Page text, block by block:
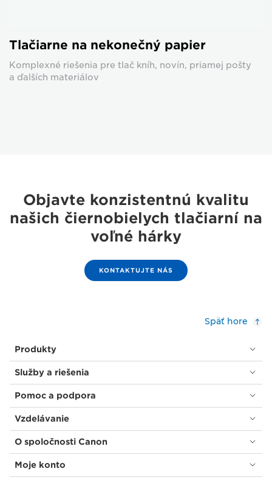
Tlačiarne na nekonečný papier
Komplexné riešenia pre tlač kníh, novín, priamej pošty
a ďalších materiálov
Objavte konzistentnú kvalitu
našich čiernobielych tlačiarní na
voľné hárky
KONTAKTUJTE NÁS
Späť hore
Produkty
Služby a riešenia
Pomoc a podpora
Vzdelávanie
O spoločnosti Canon
Moje konto